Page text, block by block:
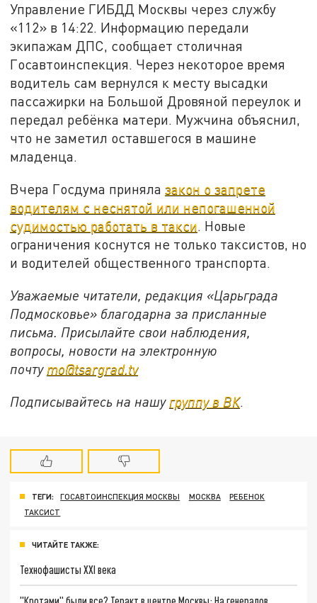
Управление ГИБДД Москвы через службу
«112» в 14:22. Информацию передали
экипажам ДПС, сообщает столичная
Госавтоинспекция. Через некоторое время
водитель сам вернулся к месту высадки
пассажирки на Большой Дровяной переулок и
передал ребёнка матери. Мужчина объяснил,
что не заметил оставшегося в машине
младенца.
Вчера Госдума принялазакон о запрете
водителям с неснятой или непогашенной
судимостью работать в такси. Новые
ограничения коснутся не только таксистов, но
и водителей общественного транспорта.
Уважаемые читатели, редакция «Царьграда
Подмосковье» благодарна за присланные
письма. Присылайте свои наблюдения,
вопросы, новости на электронную
почту mo@tsargrad.tv
Подписывайтесь на нашу группу в ВК.
ТЕГИ: ГОСАВТОИНСПЕКЦИЯ МОСКВЫ МОСКВА
РЕБЕНОК
ТАКСИСТ
ЧИТАЙТЕ ТАКЖЕ:
Технофашисты XXI века
"Кротами" были все? Теракт в центре Москвы: На генералов